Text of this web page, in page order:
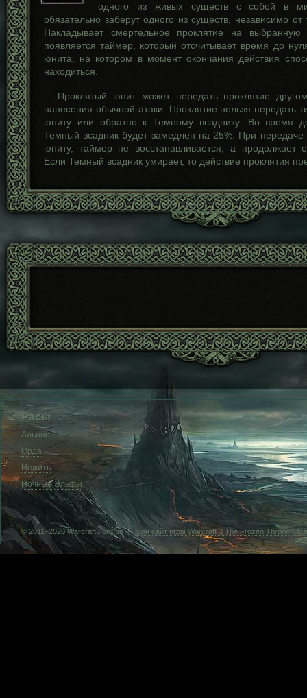
одного из живых существ с собой в
обязательно заберут одного из существ, независимо от
Накладывает смертельное проклятие на
появляется таймер, который отсчитывает время до
юнита, на котором в момент окончания действия
находиться.
Проклятый юнит может передать проклятие
нанесения обычной атаки. Проклятие нельзя передать
юниту или обратно к Темному всаднику. Во время
Темный всадник будет замедлен на 25%. При передаче
юниту, таймер не восстанавливается, а продолжает
Если Темный всадник умирает, то действие проклятия
Расы
Альянс
Орда
Нежить
Ночные Эльфы
© 2011–2020 Warcraft3.org.ua —фан сайт игры Warcraft 3 The Frozen Throne.